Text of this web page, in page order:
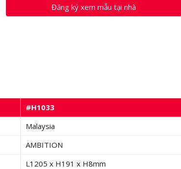
Đăng ký xem mẫu tại nhà
#H1033
Malaysia
AMBITION
L1205 x H191 x H8mm